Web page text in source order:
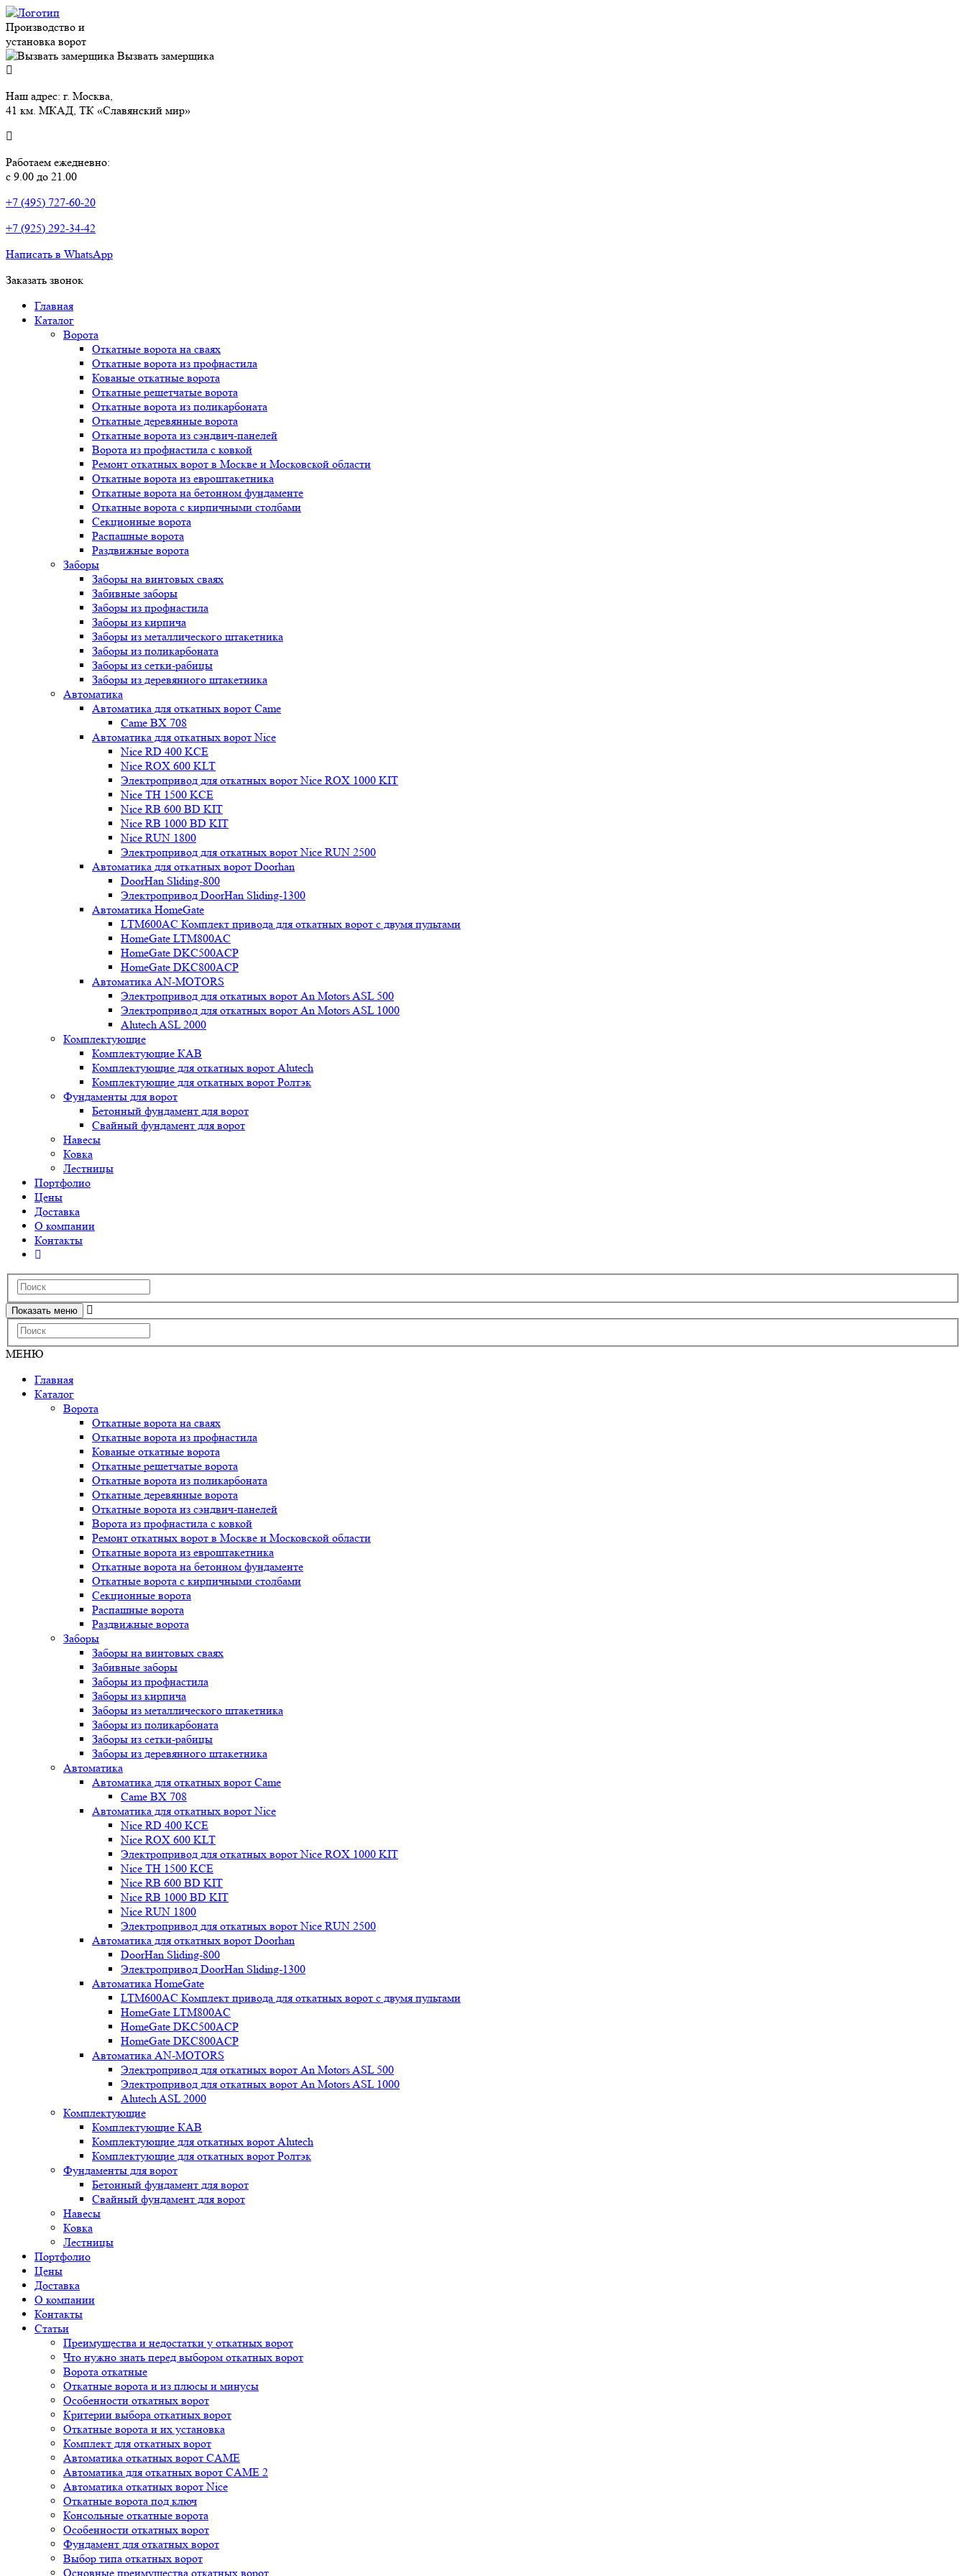
Производство и
установка ворот
Вызвать замерщика
Наш адрес: г. Москва,
41 км. МКАД, ТК «Славянский мир»
Работаем ежедневно:
с 9.00 до 21.00
+7 (495) 727-60-20
+7 (925) 292-34-42
Написать в WhatsApp
Заказать звонок
Главная
Каталог
Ворота
Откатные ворота на сваях
Откатные ворота из профнастила
Кованые откатные ворота
Откатные решетчатые ворота
Откатные ворота из поликарбоната
Откатные деревянные ворота
Откатные ворота из сэндвич-панелей
Ворота из профнастила с ковкой
Ремонт откатных ворот в Москве и Московской области
Откатные ворота из евроштакетника
Откатные ворота на бетонном фундаменте
Откатные ворота с кирпичными столбами
Секционные ворота
Распашные ворота
Раздвижные ворота
Заборы
Заборы на винтовых сваях
Забивные заборы
Заборы из профнастила
Заборы из кирпича
Заборы из металлического штакетника
Заборы из поликарбоната
Заборы из сетки-рабицы
Заборы из деревянного штакетника
Автоматика
Автоматика для откатных ворот Came
Came BX 708
Автоматика для откатных ворот Nice
Nice RD 400 KCE
Nice ROX 600 KLT
Электропривод для откатных ворот Nice ROX 1000 KIT
Nice TH 1500 KCE
Nice RB 600 BD KIT
Nice RB 1000 BD KIT
Nice RUN 1800
Электропривод для откатных ворот Nice RUN 2500
Автоматика для откатных ворот Doorhan
DoorHan Sliding-800
Электропривод DoorHan Sliding-1300
Автоматика HomeGate
LTM600AC Комплект привода для откатных ворот с двумя пультами
HomeGate LTM800AC
HomeGate DKC500ACP
HomeGate DKC800ACP
Автоматика AN-MOTORS
Электропривод для откатных ворот An Motors ASL 500
Электропривод для откатных ворот An Motors ASL 1000
Alutech ASL 2000
Комплектующие
Комплектующие КАВ
Комплектующие для откатных ворот Alutech
Комплектующие для откатных ворот Ролтэк
Фундаменты для ворот
Бетонный фундамент для ворот
Свайный фундамент для ворот
Навесы
Ковка
Лестницы
Портфолио
Цены
Доставка
О компании
Контакты
Показать меню
МЕНЮ
Главная
Каталог
Ворота
Откатные ворота на сваях
Откатные ворота из профнастила
Кованые откатные ворота
Откатные решетчатые ворота
Откатные ворота из поликарбоната
Откатные деревянные ворота
Откатные ворота из сэндвич-панелей
Ворота из профнастила с ковкой
Ремонт откатных ворот в Москве и Московской области
Откатные ворота из евроштакетника
Откатные ворота на бетонном фундаменте
Откатные ворота с кирпичными столбами
Секционные ворота
Распашные ворота
Раздвижные ворота
Заборы
Заборы на винтовых сваях
Забивные заборы
Заборы из профнастила
Заборы из кирпича
Заборы из металлического штакетника
Заборы из поликарбоната
Заборы из сетки-рабицы
Заборы из деревянного штакетника
Автоматика
Автоматика для откатных ворот Came
Came BX 708
Автоматика для откатных ворот Nice
Nice RD 400 KCE
Nice ROX 600 KLT
Электропривод для откатных ворот Nice ROX 1000 KIT
Nice TH 1500 KCE
Nice RB 600 BD KIT
Nice RB 1000 BD KIT
Nice RUN 1800
Электропривод для откатных ворот Nice RUN 2500
Автоматика для откатных ворот Doorhan
DoorHan Sliding-800
Электропривод DoorHan Sliding-1300
Автоматика HomeGate
LTM600AC Комплект привода для откатных ворот с двумя пультами
HomeGate LTM800AC
HomeGate DKC500ACP
HomeGate DKC800ACP
Автоматика AN-MOTORS
Электропривод для откатных ворот An Motors ASL 500
Электропривод для откатных ворот An Motors ASL 1000
Alutech ASL 2000
Комплектующие
Комплектующие КАВ
Комплектующие для откатных ворот Alutech
Комплектующие для откатных ворот Ролтэк
Фундаменты для ворот
Бетонный фундамент для ворот
Свайный фундамент для ворот
Навесы
Ковка
Лестницы
Портфолио
Цены
Доставка
О компании
Контакты
Статьи
Преимущества и недостатки у откатных ворот
Что нужно знать перед выбором откатных ворот
Ворота откатные
Откатные ворота и из плюсы и минусы
Особенности откатных ворот
Критерии выбора откатных ворот
Откатные ворота и их установка
Комплект для откатных ворот
Автоматика откатных ворот CAME
Автоматика для откатных ворот CAME 2
Автоматика откатных ворот Nice
Откатные ворота под ключ
Консольные откатные ворота
Особенности откатных ворот
Фундамент для откатных ворот
Выбор типа откатных ворот
Основные преимущества откатных ворот